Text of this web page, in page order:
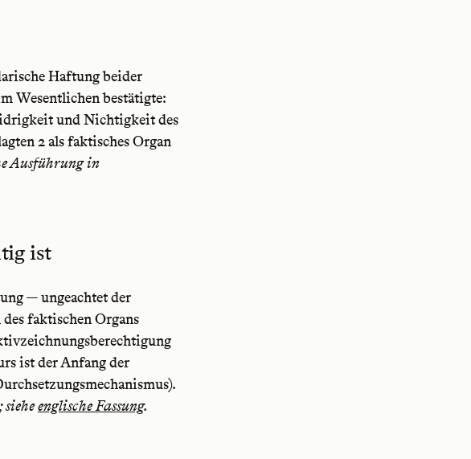
Haftung beider
Wesentlichen bestätigte:
und Nichtigkeit des
2 als faktisches Organ
Ausführung in
ist
— ungeachtet der
faktischen Organs
ist der Anfang der
englische Fassung.